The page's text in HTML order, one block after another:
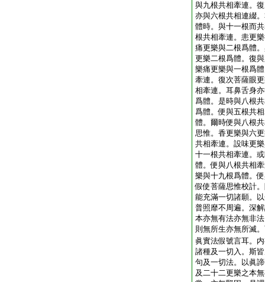
與九根共相牽連。
亦與六根共相連綴
體時。與十一根而
根共相牽連。恚更
痛更樂與二根爲體
更樂二根爲體。復
樂痛更樂與一根爲
牽連。復次菩薩眼
相牽連。耳鼻舌身
爲體。是時與八根
爲體。便與五根共
體。爾時便與八根
思惟。香更樂與六
共相牽連。設味更
十一根共相牽連。
體。便與八根共相
樂與十九根爲體。
假使菩薩思惟校計
能充滿一切諸願。
普照靡不周遍。深
本亦無有法亦無非
則無所生亦無所滅
眞實法假號言耳。
諸種及一切入。斯
句及一切法。以眞
及二十二更樂之本